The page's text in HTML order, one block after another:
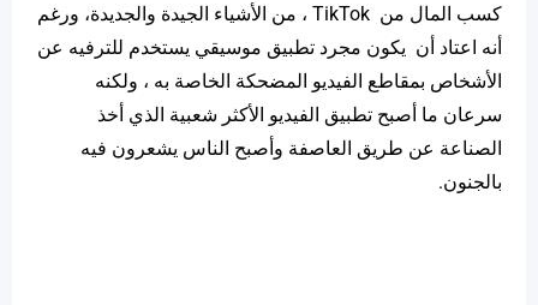
كسب المال من TikTok ، من الأشياء الجيدة والجديدة، ورغم
أنه اعتاد أن يكون مجرد تطبيق موسيقي يستخدم للترفيه عن
الأشخاص بمقاطع الفيديو المضحكة الخاصة به ، ولكنه
سرعان ما أصبح تطبيق الفيديو الأكثر شعبية الذي أخذ
الصناعة عن طريق العاصفة وأصبح الناس يشعرون فيه
بالجنون.